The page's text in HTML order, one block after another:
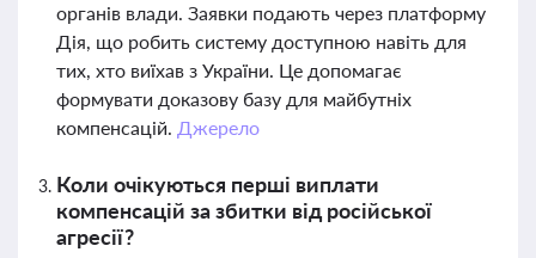
органів влади. Заявки подають через платформу
Дія, що робить систему доступною навіть для
тих, хто виїхав з України. Це допомагає
формувати доказову базу для майбутніх
компенсацій. Джерело
Коли очікуються перші виплати
компенсацій за збитки від російської
агресії?